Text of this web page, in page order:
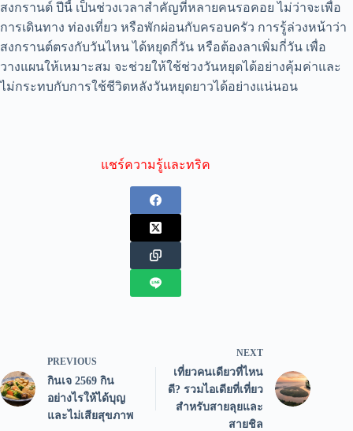
สงกรานต์ ปีนี้ เป็นช่วงเวลาสำคัญที่หลายคนรอคอย ไม่ว่าจะเพื่อ
การเดินทาง ท่องเที่ยว หรือพักผ่อนกับครอบครัว การรู้ล่วงหน้าว่า
สงกรานต์ตรงกับวันไหน ได้หยุดกี่วัน หรือต้องลาเพิ่มกี่วัน เพื่อ
วางแผนให้เหมาะสม จะช่วยให้ใช้ช่วงวันหยุดได้อย่างคุ้มค่าและ
ไม่กระทบกับการใช้ชีวิตหลังวันหยุดยาวได้อย่างแน่นอน
แชร์ความรู้และทริค
PREVIOUS
กินเจ 2569 กิน
อย่างไรให้ได้บุญ
และไม่เสียสุขภาพ
NEXT
เที่ยวคนเดียวที่ไหน
ดี? รวมไอเดียที่เที่ยว
สำหรับสายลุยและ
สายชิล